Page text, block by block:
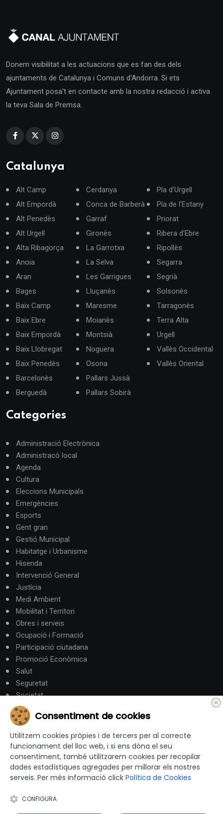
Donem visibilitat a les actuacions que es fan des dels
ajuntaments de Catalunya i Comuns d'Andorra. Si ets
Ajuntament posa't en contacte amb la nostra redacció i activa
la teva Sala de Premsa.
Catalunya
Alt Camp
Alt Empordà
Alt Penedès
Alt Urgell
Alta Ribagorça
Anoia
Aran
Bages
Baix Camp
Baix Ebre
Baix Empordà
Baix Llobregat
Baix Penedès
Barcelonès
Berguedà
Cerdanya
Conca de Barberà
Garraf
Gironès
La Garrotxa
La Selva
Les Garrigues
Lluçanès
Maresme
Moianès
Montsià
Noguera
Osona
Pallars Jussà
Pallars Sobirà
Pla d'Urgell
Pla de l'Estany
Priorat
Ribera d'Ebre
Ripollès
Segarra
Segrià
Solsonès
Tarragonès
Terra Alta
Urgell
Vallès Occidental
Vallès Oriental
Categories
Administració Electrònica
Administracó local
Agenda
Cultura
Eleccions Municipals
Emergències
Esports
Gent gran
Gestió Municipal
Habitatge i Urbanisme
Hisenda
Intervenció General
Justícia
Medi Ambient
Mobilitat i Territori
Obres i serveis
Ocupació i Formació
Participació ciutadana
Promoció Econòmica
Salut
Seguretat
Societat
Turisme
Altres Canals
canalandorra.ad
© 2012-2026 Ajuntaments de Catalunya - Tots els drets
Consentiment de cookies
Utilitzem cookies pròpies i de tercers per al correcte
funcionament del lloc web, i si ens dóna el seu
consentiment, també utilitzarem cookies per recopilar
dades estadístiques agregades per millorar els nostres
serveis. Per més informació click Política de Cookies
CONFIGURA